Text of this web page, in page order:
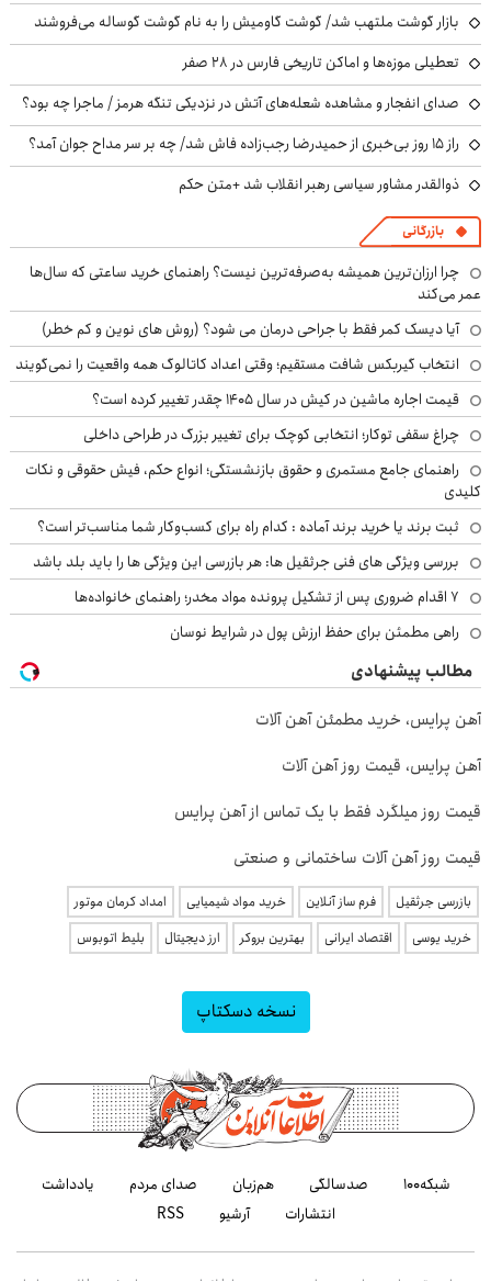
بازار گوشت ملتهب شد/ گوشت گاومیش را به نام گوشت گوساله می‌فروشند
تعطیلی موزه‌ها و اماکن تاریخی فارس در ۲۸ صفر
صدای انفجار و مشاهده شعله‌های آتش در نزدیکی تنگه هرمز / ماجرا چه بود؟
راز ۱۵ روز بی‌خبری از حمیدرضا رجب‌زاده فاش شد/ چه بر سر مداح جوان آمد؟
ذوالقدر مشاور سیاسی رهبر انقلاب شد +متن حکم
بازرگانی
چرا ارزان‌ترین همیشه به‌صرفه‌ترین نیست؟ راهنمای خرید ساعتی که سال‌ها
عمر می‌کند
آیا دیسک کمر فقط با جراحی درمان می شود؟ (روش های نوین و کم خطر)
انتخاب گیربکس شافت مستقیم؛ وقتی اعداد کاتالوگ همه واقعیت را نمی‌گویند
قیمت اجاره ماشین در کیش در سال ۱۴۰۵ چقدر تغییر کرده است؟
چراغ سقفی توکار؛ انتخابی کوچک برای تغییر بزرگ در طراحی داخلی
راهنمای جامع مستمری و حقوق بازنشستگی؛ انواع حکم، فیش حقوقی و نکات
کلیدی
ثبت برند یا خرید برند آماده : کدام راه برای کسب‌وکار شما مناسب‌تر است؟
بررسی ویژگی های فنی جرثقیل ها: هر بازرسی این ویژگی ها را باید بلد باشد
۷ اقدام ضروری پس از تشکیل پرونده مواد مخدر؛ راهنمای خانواده‌ها
راهی مطمئن برای حفظ ارزش پول در شرایط نوسان
مطالب پیشنهادی
آهن پرایس، خرید مطمئن آهن آلات
آهن پرایس، قیمت روز آهن آلات
قیمت روز میلگرد فقط با یک تماس از آهن پرایس
قیمت روز آهن آلات ساختمانی و صنعتی
بازرسی جرثقیل فرم ساز آنلاین خرید مواد شیمیایی
امداد کرمان موتور
خرید یوسی
اقتصاد ایرانی بهترین بروکر ارز دیجیتال بلیط اتوبوس
نسخه دسکتاپ
شبکه۱۰۰ صدسالگی هم‌زبان صدای مردم
یادداشت
انتشارات
آرشیو RSS